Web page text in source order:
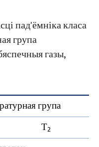
пад'ёмніка класа
група
газы,
група
Т2